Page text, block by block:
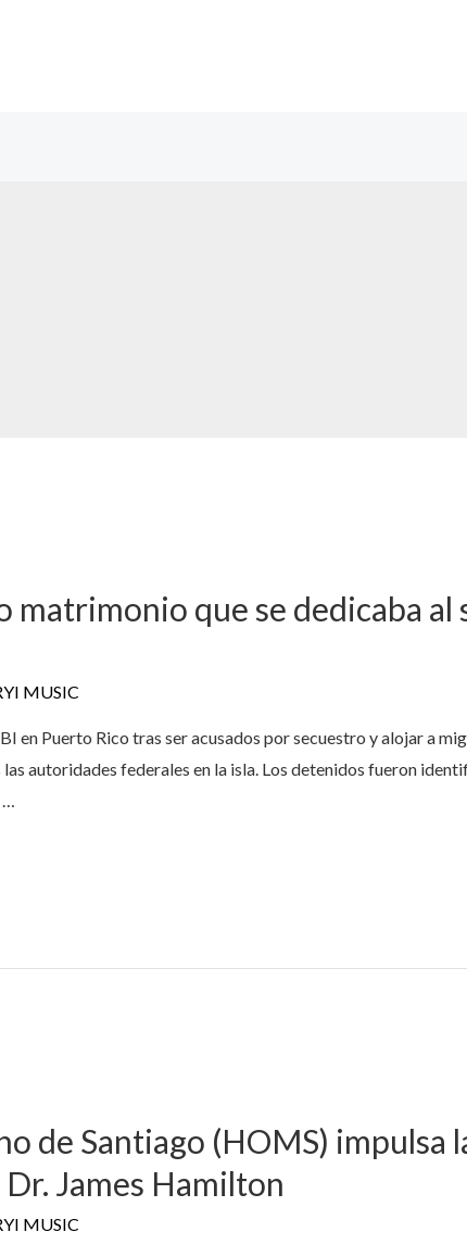
matrimonio que se dedicaba al
MUSIC
en Puerto Rico tras ser acusados por secuestro y alojar a
autoridades federales en la isla. Los detenidos fueron
…
de Santiago (HOMS) impulsa
James Hamilton
MUSIC